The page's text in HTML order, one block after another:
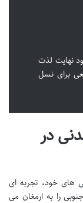
نهایت لذت
برای نسل
در
های خود، تجربه ای
را به ارمغان می